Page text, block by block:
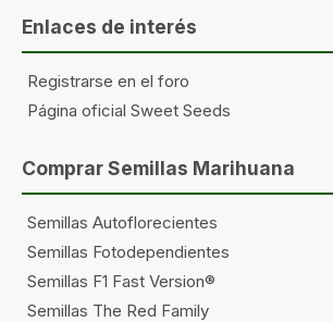
Enlaces de interés
Registrarse en el foro
Página oficial Sweet Seeds
Comprar Semillas Marihuana
Semillas Autoflorecientes
Semillas Fotodependientes
Semillas F1 Fast Version®
Semillas The Red Family